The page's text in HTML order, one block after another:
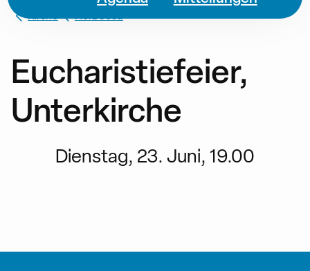
Kirche Herz Jesu
Eucharistiefeier,
Unterkirche
Dienstag, 23. Juni, 19.00